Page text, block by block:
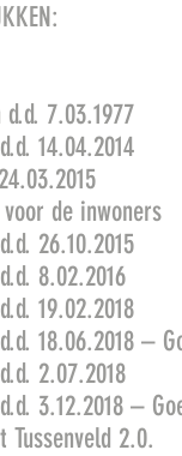
d.d. 7.03.1977
14.04.2014
de inwoners
26.10.2015
8.02.2016
19.02.2018
18.06.2018 –
2.07.2018
3.12.2018 –
Tussenveld 2.0.